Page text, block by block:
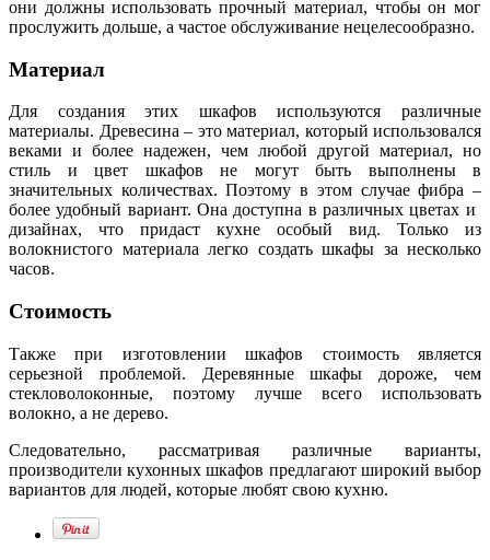
они должны использовать прочный материал, чтобы он мог
прослужить дольше, а частое обслуживание нецелесообразно.
Материал
Для создания этих шкафов используются различные
материалы. Древесина – это материал, который использовался
веками и более надежен, чем любой другой материал, но
стиль и цвет шкафов не могут быть выполнены в
значительных количествах. Поэтому в этом случае фибра –
более удобный вариант. Она доступна в различных цветах и ​​
дизайнах, что придаст кухне особый вид. Только из
волокнистого материала легко создать шкафы за несколько
часов.
Стоимость
Также при изготовлении шкафов стоимость является
серьезной проблемой. Деревянные шкафы дороже, чем
стекловолоконные, поэтому лучше всего использовать
волокно, а не дерево.
Следовательно, рассматривая различные варианты,
производители кухонных шкафов предлагают широкий выбор
вариантов для людей, которые любят свою кухню.